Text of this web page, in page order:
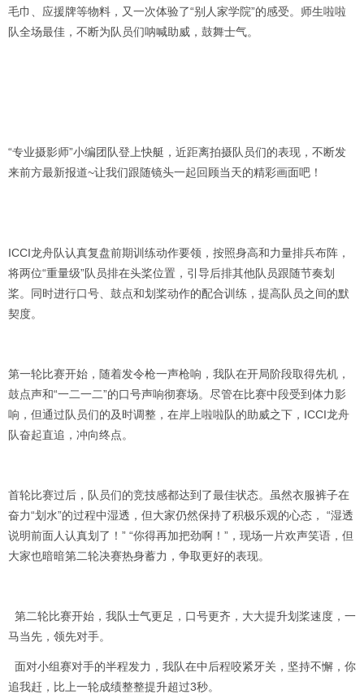
毛巾、应援牌等物料，又一次体验了“别人家学院”的感受。师生啦啦
队全场最佳，不断为队员们呐喊助威，鼓舞士气。
“专业摄影师”小编团队登上快艇，近距离拍摄队员们的表现，不断发
来前方最新报道~让我们跟随镜头一起回顾当天的精彩画面吧！
ICCI龙舟队认真复盘前期训练动作要领，按照身高和力量排兵布阵，
将两位“重量级”队员排在头桨位置，引导后排其他队员跟随节奏划
桨。同时进行口号、鼓点和划桨动作的配合训练，提高队员之间的默
契度。
第一轮比赛开始，随着发令枪一声枪响，我队在开局阶段取得先机，
鼓点声和“一二一二”的口号声响彻赛场。尽管在比赛中段受到体力影
响，但通过队员们的及时调整，在岸上啦啦队的助威之下，ICCI龙舟
队奋起直追，冲向终点。
首轮比赛过后，队员们的竞技感都达到了最佳状态。虽然衣服裤子在
奋力“划水”的过程中湿透，但大家仍然保持了积极乐观的心态， “湿透
说明前面人认真划了！” “你得再加把劲啊！”，现场一片欢声笑语，但
大家也暗暗第二轮决赛热身蓄力，争取更好的表现。
第二轮比赛开始，我队士气更足，口号更齐，大大提升划桨速度，一
马当先，领先对手。
面对小组赛对手的半程发力，我队在中后程咬紧牙关，坚持不懈，你
追我赶，比上一轮成绩整整提升超过3秒。